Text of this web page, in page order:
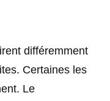
différemment
Certaines les
Le